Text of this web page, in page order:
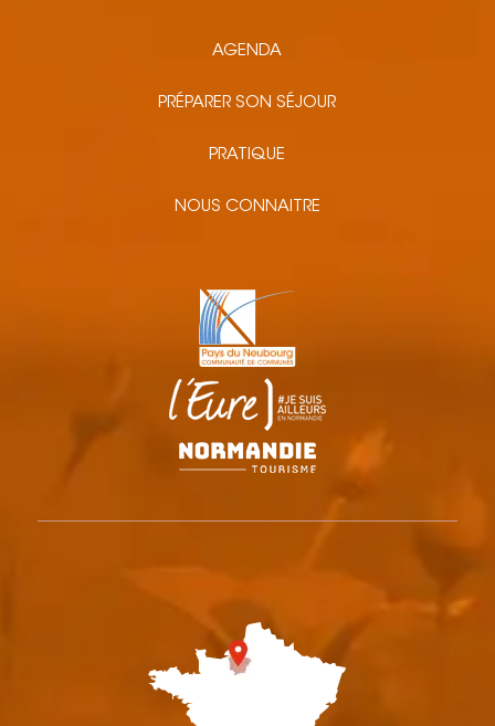
AGENDA
PRÉPARER SON SÉJOUR
PRATIQUE
NOUS CONNAITRE